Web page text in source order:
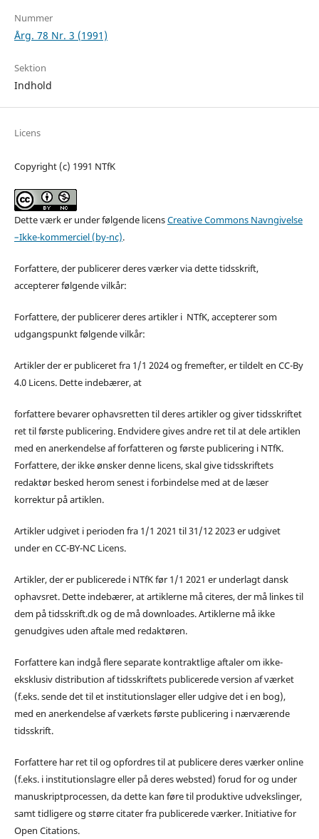
Nummer
Årg. 78 Nr. 3 (1991)
Sektion
Indhold
Licens
Copyright (c) 1991 NTfK
Dette værk er under følgende licensCreative Commons Navngivelse
–Ikke-kommerciel (by-nc).
Forfattere, der publicerer deres værker via dette tidsskrift,
accepterer følgende vilkår:
Forfattere, der publicerer deres artikler i NTfK, accepterer som
udgangspunkt følgende vilkår:
Artikler der er publiceret fra 1/1 2024 og fremefter, er tildelt en CC-By
4.0 Licens. Dette indebærer, at
forfattere bevarer ophavsretten til deres artikler og giver tidsskriftet
ret til første publicering. Endvidere gives andre ret til at dele artiklen
med en anerkendelse af forfatteren og første publicering i NTfK.
Forfattere, der ikke ønsker denne licens, skal give tidsskriftets
redaktør besked herom senest i forbindelse med at de læser
korrektur på artiklen.
Artikler udgivet i perioden fra 1/1 2021 til 31/12 2023 er udgivet
under en CC-BY-NC Licens.
Artikler, der er publicerede i NTfK før 1/1 2021 er underlagt dansk
ophavsret. Dette indebærer, at artiklerne må citeres, der må linkes til
dem på tidsskrift.dk og de må downloades. Artiklerne må ikke
genudgives uden aftale med redaktøren.
Forfattere kan indgå flere separate kontraktlige aftaler om ikke-
eksklusiv distribution af tidsskriftets publicerede version af værket
(f.eks. sende det til et institutionslager eller udgive det i en bog),
med en anerkendelse af værkets første publicering i nærværende
tidsskrift.
Forfattere har ret til og opfordres til at publicere deres værker online
(f.eks. i institutionslagre eller på deres websted) forud for og under
manuskriptprocessen, da dette kan føre til produktive udvekslinger,
samt tidligere og større citater fra publicerede værker. Initiative for
Open Citations.